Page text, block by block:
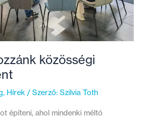
közösségi
, Hírek / Szerző: Szilvia Toth
építeni, ahol mindenki méltó